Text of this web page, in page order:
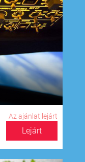
Az ajánlat lejárt
Lejárt